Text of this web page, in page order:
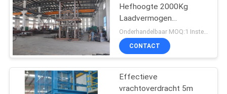
VRAAG
EEN
OFFERTE
SITEMAP
Mini Scissor Lift
26
Hefhoogte 2000Kg
Laadvermogen
Geleiderail Lift voor
Stalen Constructie
Werkplaats
Onderhandelbaar MOQ:1 Instellen
CONTACT
Effectieve
vrachtoverdracht 5m